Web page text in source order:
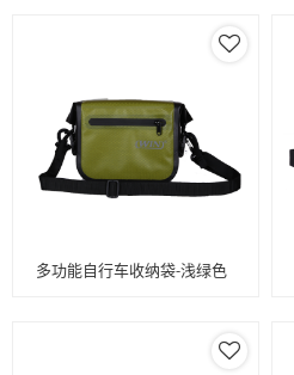
多功能自行车收纳袋-浅绿色